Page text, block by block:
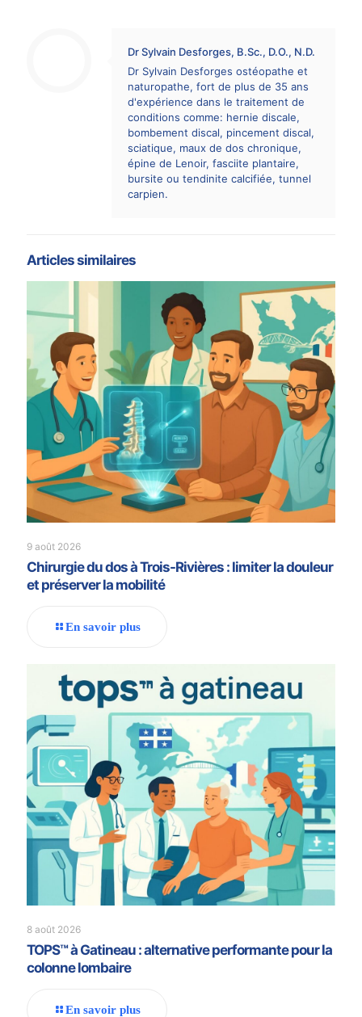
Dr Sylvain Desforges, B.Sc., D.O., N.D.
Dr Sylvain Desforges ostéopathe et
naturopathe, fort de plus de 35 ans
d'expérience dans le traitement de
conditions comme: hernie discale,
bombement discal, pincement discal,
sciatique, maux de dos chronique,
épine de Lenoir, fasciite plantaire,
bursite ou tendinite calcifiée, tunnel
carpien.
Articles similaires
9 août 2026
Chirurgie du dos à Trois-Rivières : limiter la douleur
et préserver la mobilité
En savoir plus
8 août 2026
TOPS™ à Gatineau : alternative performante pour la
colonne lombaire
En savoir plus